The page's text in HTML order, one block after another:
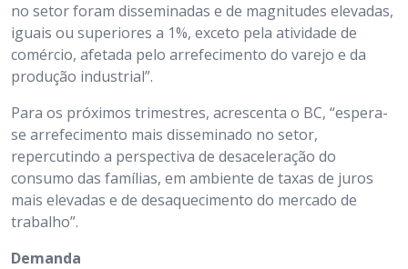
no setor foram disseminadas e de magnitudes elevadas,
iguais ou superiores a 1%, exceto pela atividade de
comércio, afetada pelo arrefecimento do varejo e da
produção industrial”.
Para os próximos trimestres, acrescenta o BC, “espera-
se arrefecimento mais disseminado no setor,
repercutindo a perspectiva de desaceleração do
consumo das famílias, em ambiente de taxas de juros
mais elevadas e de desaquecimento do mercado de
trabalho”.
Demanda